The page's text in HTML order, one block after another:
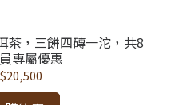
茶，三餅四磚一沱，共8
專屬優惠